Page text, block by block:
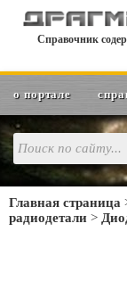
Справочник
о портале
Главная страница
радиодетали >